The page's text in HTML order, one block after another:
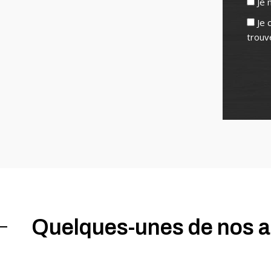
Je
Quelques-unes de nos